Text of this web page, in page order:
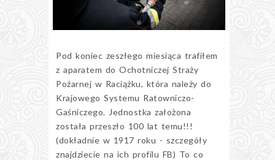
Pod koniec zeszłego miesiąca trafiłem
z aparatem do Ochotniczej Straży
Pożarnej w Raciążku, która należy do
Krajowego Systemu Ratowniczo-
Gaśniczego. Jednostka założona
została przeszło 100 lat temu!!!
(dokładnie w 1917 roku - szczegóły
znajdziecie na ich profilu FB) To co